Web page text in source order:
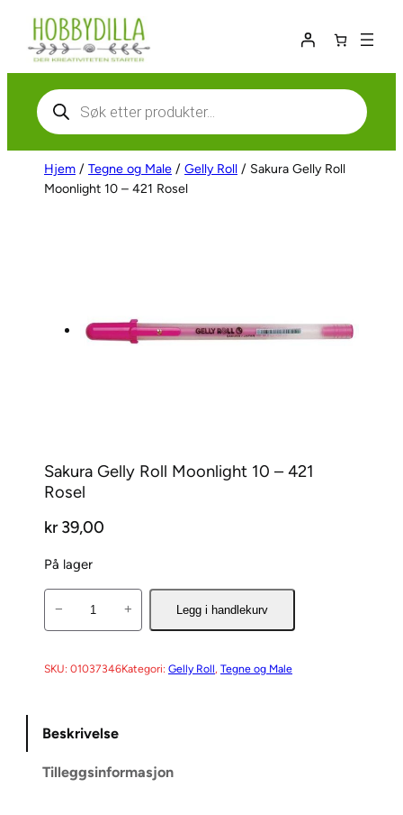
Hopp
innhold
Products
search
Hjem / Tegne og Male / Gelly Roll / Sakura Gelly Roll
Moonlight 10 – 421 Rosel
Sakura Gelly Roll Moonlight 10 – 421
Rosel
kr39,00
På lager
u
G
l
− + Legg i handlekurv
SKU: 01037346Kategori: Gelly Roll, Tegne og Male
Beskrivelse
Tilleggsinformasjon